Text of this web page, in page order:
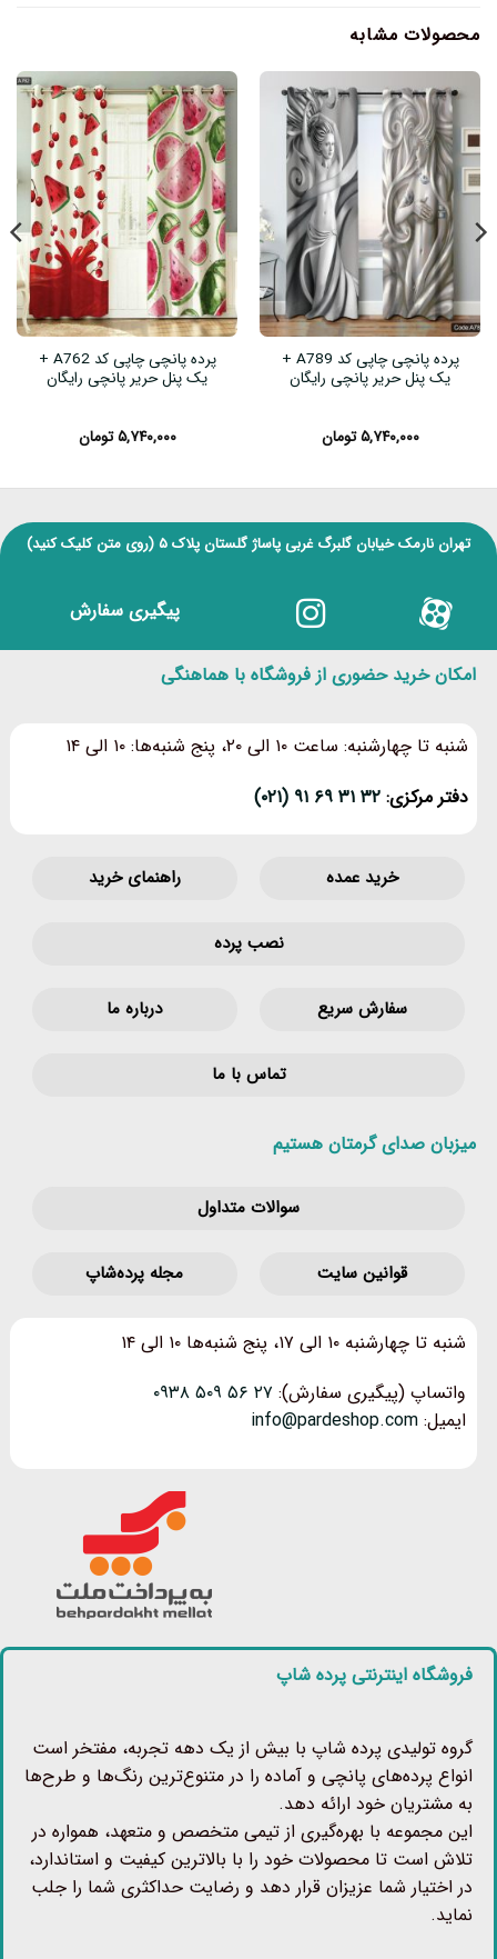
محصولات مشابه
پرده پانچی چاپی کد A789 +
یک پنل حریر پانچی رایگان
۵,۷۴۰,۰۰۰ تومان
پرده پانچی چاپی کد A762 +
یک پنل حریر پانچی رایگان
۵,۷۴۰,۰۰۰ تومان
تهران نارمک خیابان گلبرگ غربی پاساژ گلستان پلاک ۵ (روی متن کلیک کنید)
پیگیری سفارش
امکان خرید حضوری از فروشگاه با هماهنگی
شنبه تا چهارشنبه: ساعت ۱۰ الی ۲۰، پنج شنبه‌ها: ۱۰ الی ۱۴
دفتر مرکزی: ۳۲ ۳۱ ۶۹ ۹۱ (۰۲۱)
خرید عمده راهنمای خرید
نصب پرده
سفارش سریع درباره ما
تماس با ما
میزبان صدای گرمتان هستیم
سوالات متداول
قوانین‌ سایت مجله پرده‌شاپ
شنبه تا چهارشنبه ۱۰ الی ۱۷، پنج شنبه‌ها ۱۰ الی ۱۴
واتساپ (پیگیری سفارش): ۲۷ ۵۶ ۵۰۹ ۰۹۳۸
ایمیل: info@pardeshop.com
فروشگاه اینترنتی پرده شاپ
گروه تولیدی پرده شاپ با بیش از یک دهه تجربه، مفتخر است
انواع پرده‌های پانچی و آماده را در متنوع‌ترین رنگ‌ها و طرح‌ها
به مشتریان خود ارائه دهد.
این مجموعه با بهره‌گیری از تیمی متخصص و متعهد، همواره در
تلاش است تا محصولات خود را با بالاترین کیفیت و استاندارد،
در اختیار شما عزیزان قرار دهد و رضایت حداکثری شما را جلب
نماید.